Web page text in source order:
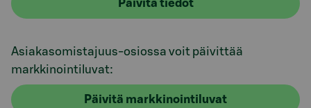
Päivitä tiedot
Asiakasomistajuus-osiossa voit päivittää
markkinointiluvat:
Päivitä markkinointiluvat